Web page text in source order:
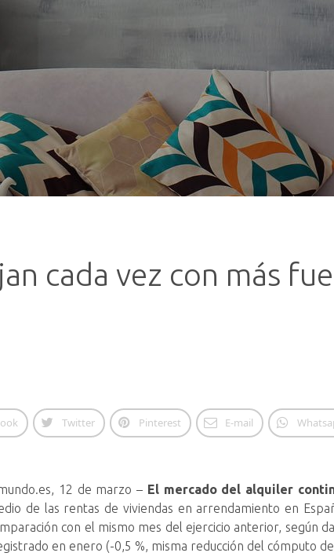
cada vez con más
Twitter Pinterest E-mail
12 de marzo – El mercado del alquiler
de las rentas de viviendas en arrendamiento en
con el mismo mes del ejercicio anterior, según
en enero (-0,5 %, misma reducción del cómputo